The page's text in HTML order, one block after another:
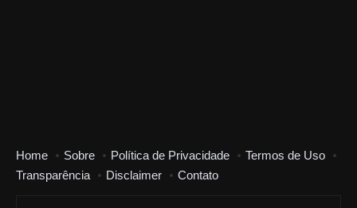
Home Sobre Política de Privacidade
Termos de Uso
Transparência
Disclaimer Contato